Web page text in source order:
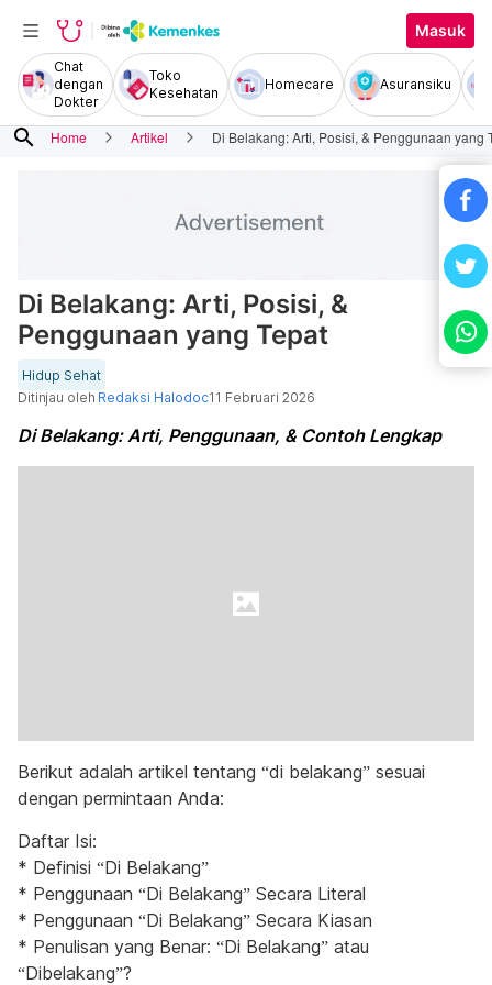
Masuk
Chat
dengan
Dokter
Toko
Kesehatan
Homecare Asuransiku
search Home Artikel Di Belakang: Arti, Posisi, & Penggunaan yang
Di Belakang: Arti, Posisi, &
Penggunaan yang Tepat
Hidup Sehat
Ditinjau oleh Redaksi Halodoc11 Februari 2026
Di Belakang: Arti, Penggunaan, & Contoh Lengkap
Berikut adalah artikel tentang “di belakang” sesuai
dengan permintaan Anda:
Daftar Isi:
* Definisi “Di Belakang”
* Penggunaan “Di Belakang” Secara Literal
* Penggunaan “Di Belakang” Secara Kiasan
* Penulisan yang Benar: “Di Belakang” atau
“Dibelakang”?